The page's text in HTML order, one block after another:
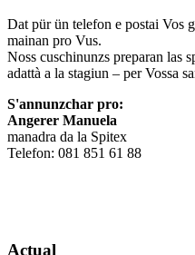
Dat pür ün telefon e postai Vos
mainan pro Vus.
Noss cuschinunzs preparan las
adattà a la stagiun – per Vossa
S'annunzchar pro:
Angerer Manuela
manadra da la Spitex
Telefon: 081 851 61 88
Actual